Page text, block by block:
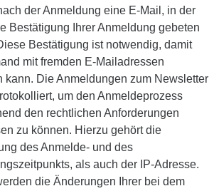
der Anmeldung eine E-Mail, in der
Bestätigung Ihrer Anmeldung gebeten
Bestätigung ist notwendig, damit
mit fremden E-Mailadressen
kann. Die Anmeldungen zum Newsletter
um den Anmeldeprozess
den rechtlichen Anforderungen
zu können. Hierzu gehört die
des Anmelde- und des
als auch der IP-Adresse.
die Änderungen Ihrer bei dem